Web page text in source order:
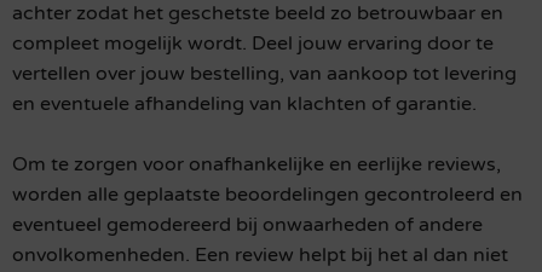
achter zodat het geschetste beeld zo betrouwbaar en
compleet mogelijk wordt. Deel jouw ervaring door te
vertellen over jouw bestelling, van aankoop tot levering
en eventuele afhandeling van klachten of garantie.
Om te zorgen voor onafhankelijke en eerlijke reviews,
worden alle geplaatste beoordelingen gecontroleerd en
eventueel gemodereerd bij onwaarheden of andere
onvolkomenheden. Een review helpt bij het al dan niet